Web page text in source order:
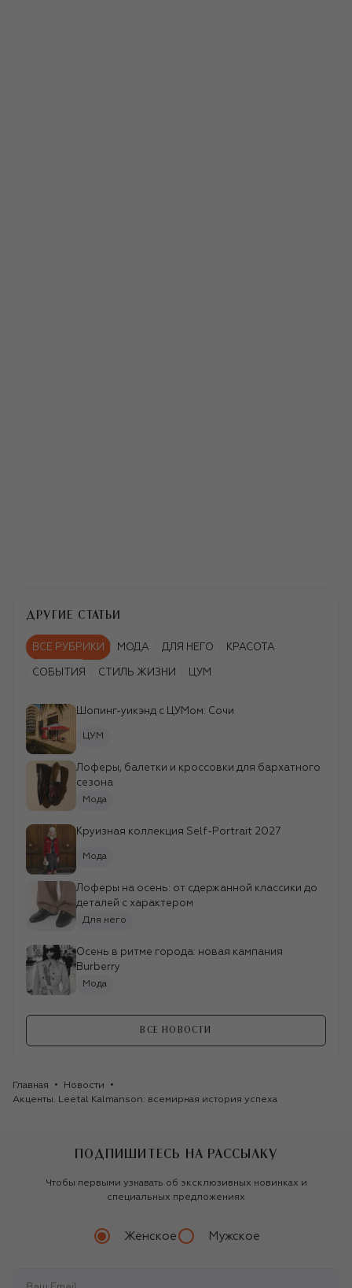
ДРУГИЕ СТАТЬИ
ВСЕ РУБРИКИ МОДА ДЛЯ НЕГО КРАСОТА
СОБЫТИЯ СТИЛЬ ЖИЗНИ ЦУМ
Шопинг-уикэнд c ЦУМом: Сочи
ЦУМ
Лоферы, балетки и кроссовки для бархатного
сезона
Мода
Круизная коллекция Self-Portrait 2027
Мода
Лоферы на осень: от сдержанной классики до
деталей с характером
Для него
Осень в ритме города: новая кампания
Burberry
Мода
ВСЕ НОВОСТИ
Главная
Новости
Акценты. Leetal Kalmanson: всемирная история успеха
ПОДПИШИТЕСЬ НА РАССЫЛКУ
Чтобы первыми узнавать об эксклюзивных новинках и
специальных предложениях
Женское Мужское